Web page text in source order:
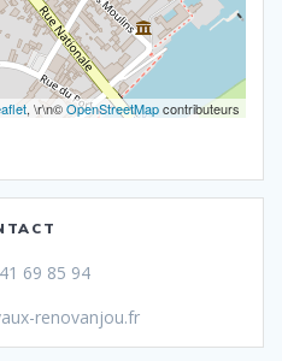
, \r\n©OpenStreetMapcontributeurs
69 85 94
renovanjou.fr